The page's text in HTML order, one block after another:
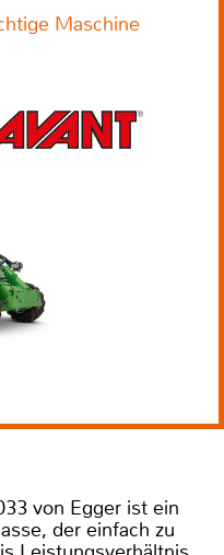
Maschine
von Egger ist ein
der einfach zu